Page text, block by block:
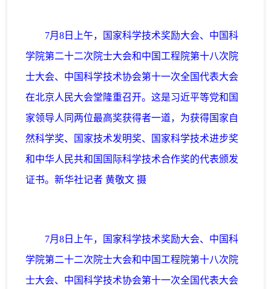
7月8日上午，国家科学技术奖励大会、中国科
学院第二十二次院士大会和中国工程院第十八次院
士大会、中国科学技术协会第十一次全国代表大会
在北京人民大会堂隆重召开。这是习近平等党和国
家领导人同两位最高奖获得者一道，为获得国家自
然科学奖、国家技术发明奖、国家科学技术进步奖
和中华人民共和国国际科学技术合作奖的代表颁发
证书。新华社记者 黄敬文 摄
7月8日上午，国家科学技术奖励大会、中国科
学院第二十二次院士大会和中国工程院第十八次院
士大会、中国科学技术协会第十一次全国代表大会